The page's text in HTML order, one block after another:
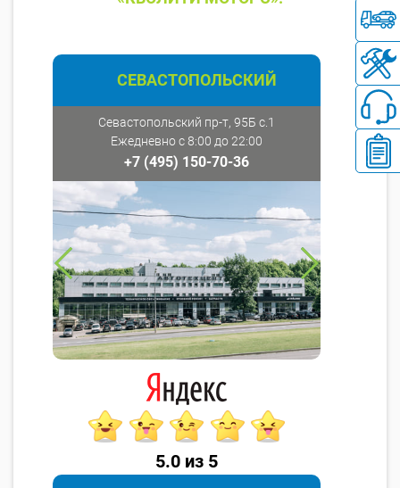
СЕВАСТОПОЛЬСКИЙ
Севастопольский пр-т, 95Б с.1
Ежедневно с 8:00 до 22:00
+7 (495) 150-70-36
5.0 из 5